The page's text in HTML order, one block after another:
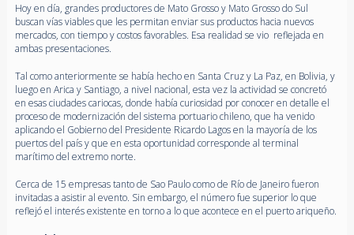
Hoy en día, grandes productores de Mato Grosso y Mato Grosso do Sul
buscan vías viables que les permitan enviar sus productos hacia nuevos
mercados, con tiempo y costos favorables. Esa realidad se vio reflejada en
ambas presentaciones.
Tal como anteriormente se había hecho en Santa Cruz y La Paz, en Bolivia, y
luego en Arica y Santiago, a nivel nacional, esta vez la actividad se concretó
en esas ciudades cariocas, donde había curiosidad por conocer en detalle el
proceso de modernización del sistema portuario chileno, que ha venido
aplicando el Gobierno del Presidente Ricardo Lagos en la mayoría de los
puertos del país y que en esta oportunidad corresponde al terminal
marítimo del extremo norte.
Cerca de 15 empresas tanto de Sao Paulo como de Río de Janeiro fueron
invitadas a asistir al evento. Sin embargo, el número fue superior lo que
reflejó el interés existente en torno a lo que acontece en el puerto ariqueño.